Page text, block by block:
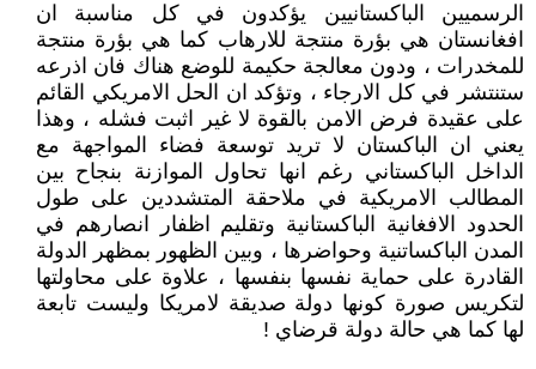
الرسميين الباكستانيين يؤكدون في كل مناسبة ان
افغانستان هي بؤرة منتجة للارهاب كما هي بؤرة منتجة
للمخدرات ، ودون معالجة حكيمة للوضع هناك فان اذرعه
ستنتشر في كل الارجاء ، وتؤكد ان الحل الامريكي القائم
على عقيدة فرض الامن بالقوة لا غير اثبت فشله ، وهذا
يعني ان الباكستان لا تريد توسعة فضاء المواجهة مع
الداخل الباكستاني رغم انها تحاول الموازنة بنجاح بين
المطالب الامريكية في ملاحقة المتشددين على طول
الحدود الافغانية الباكستانية وتقليم اظفار انصارهم في
المدن الباكساتنية وحواضرها ، وبين الظهور بمظهر الدولة
القادرة على حماية نفسها بنفسها ، علاوة على محاولتها
لتكريس صورة كونها دولة صديقة لامريكا وليست تابعة
لها كما هي حالة دولة قرضاي !